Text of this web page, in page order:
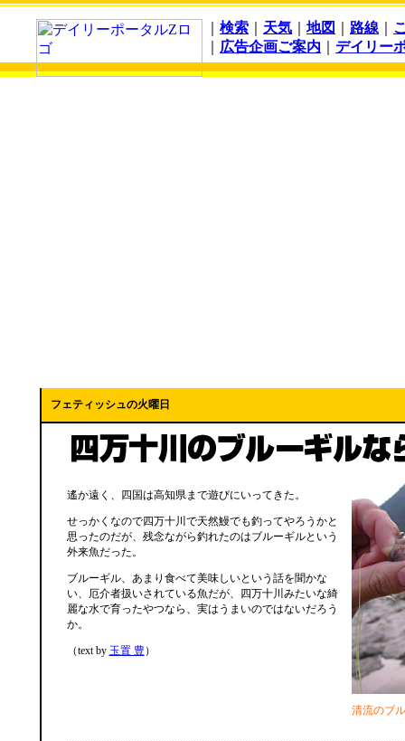
検索 天気 地図 路線
広告企画ご案内 デイリー
フェティッシュの火曜日
清流のブ
遙か遠く、四国は高知県まで遊びにいってきた。
せっかくなので四万十川で天然鰻でも釣ってやろうかと
思ったのだが、残念ながら釣れたのはブルーギルという
外来魚だった。
ブルーギル、あまり食べて美味しいという話を聞かな
い、厄介者扱いされている魚だが、四万十川みたいな綺
麗な水で育ったやつなら、実はうまいのではないだろう
か。
（text by 玉置 豊 ）